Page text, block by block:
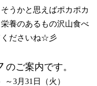
うかと思えばポカポカ
養のあるもの沢山食べ
くださいね☆彡
のご案内です。
3月31日（火）